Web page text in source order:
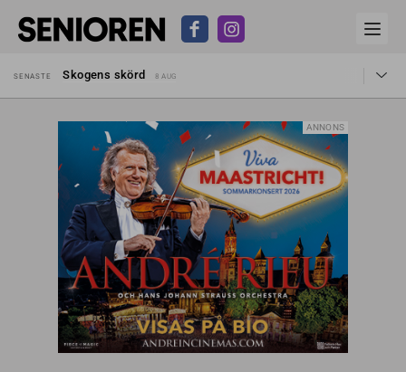
SENASTE
Skogens skörd
8 AUG
Kravet: Nu måste 65-årsgränsen bort
30 JUL
Dom öppnar för rätt till garantipension
30 JUL
Snart kan telefonförsäljning förbjudas i Sverige
Hyror rusar ifrån äldres bostadstillägg
28 JUL
Skogens skörd 8 AUG
ANNONS